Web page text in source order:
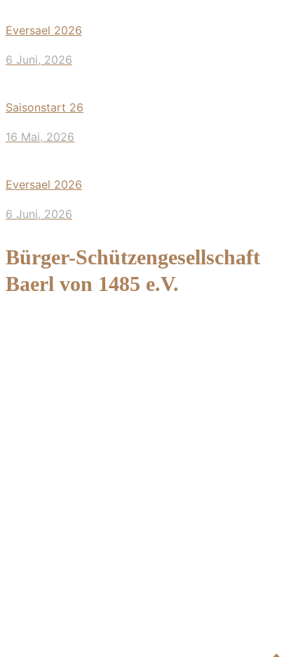
Eversael 2026
6 Juni, 2026
Saisonstart 26
16 Mai, 2026
Eversael 2026
6 Juni, 2026
Bürger-Schützengesellschaft
Baerl von 1485 e.V.